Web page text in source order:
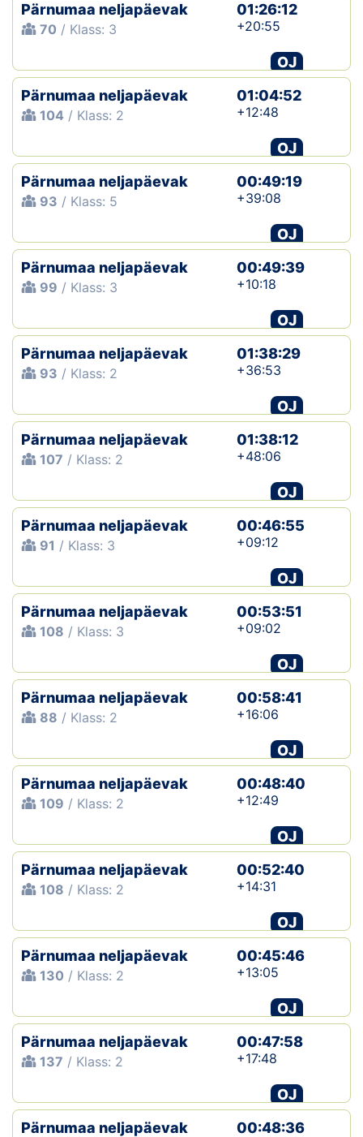
Pärnumaa neljapäevak
70 / Klass: 3
01:26:12
+20:55
OJ
Pärnumaa neljapäevak
104 / Klass: 2
01:04:52
+12:48
OJ
Pärnumaa neljapäevak
93 / Klass: 5
00:49:19
+39:08
OJ
Pärnumaa neljapäevak
99 / Klass: 3
00:49:39
+10:18
OJ
Pärnumaa neljapäevak
93 / Klass: 2
01:38:29
+36:53
OJ
Pärnumaa neljapäevak
107 / Klass: 2
01:38:12
+48:06
OJ
Pärnumaa neljapäevak
91 / Klass: 3
00:46:55
+09:12
OJ
Pärnumaa neljapäevak
108 / Klass: 3
00:53:51
+09:02
OJ
Pärnumaa neljapäevak
88 / Klass: 2
00:58:41
+16:06
OJ
Pärnumaa neljapäevak
109 / Klass: 2
00:48:40
+12:49
OJ
Pärnumaa neljapäevak
108 / Klass: 2
00:52:40
+14:31
OJ
Pärnumaa neljapäevak
130 / Klass: 2
00:45:46
+13:05
OJ
Pärnumaa neljapäevak
137 / Klass: 2
00:47:58
+17:48
OJ
Pärnumaa neljapäevak
00:48:36